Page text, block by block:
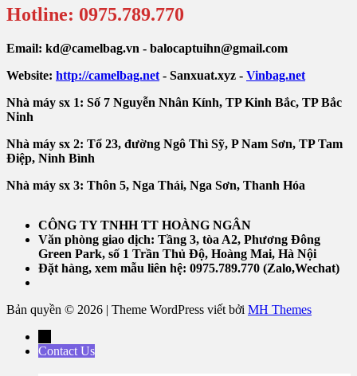
Hotline: 0975.789.770
Email: kd@camelbag.vn - balocaptuihn@gmail.com
Website: http://camelbag.net - Sanxuat.xyz - Vinbag.net
Nhà máy sx 1: Số 7 Nguyễn Nhân Kính, TP Kinh Bắc, TP Bắc
Ninh
Nhà máy sx 2: Tổ 23, đường Ngô Thì Sỹ, P Nam Sơn, TP Tam
Điệp, Ninh Bình
Nhà máy sx 3: Thôn 5, Nga Thái, Nga Sơn, Thanh Hóa
CÔNG TY TNHH TT HOÀNG NGÂN
Văn phòng giao dịch: Tầng 3, tòa A2, Phương Đông
Green Park, số 1 Trần Thủ Độ, Hoàng Mai, Hà Nội
Đặt hàng, xem mẫu liên hệ: 0975.789.770 (Zalo,Wechat)
Bản quyền © 2026 | Theme WordPress viết bởi MH Themes
Contact Us